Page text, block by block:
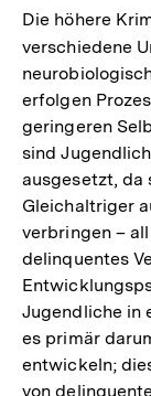
Die höhere
verschiedene
erfolgen
geringeren
sind
ausgesetzt, da
Gleichaltriger
verbringen –
delinquentes
Jugendliche in
es primär
entwickeln;
von